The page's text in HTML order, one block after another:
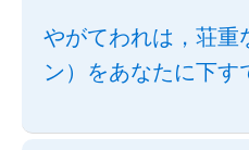
やがてわれは，荘重
ン）をあなたに下す